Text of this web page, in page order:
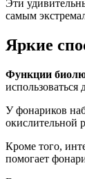
Эти
самым
Яркие
Функции
У фонариков
окислительной
Кроме того,
помогает